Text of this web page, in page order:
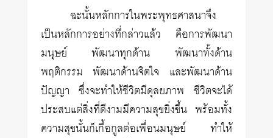
ฉะนั้นหลักการในพระพุทธศาสนาจึง
เป็นหลักการอย่างที่กล่าวแล้ว คือการพัฒนา
มนุษย์ พัฒนาทุกด้าน พัฒนาทั้งด้าน
พฤติกรรม พัฒนาด้านจิตใจ และพัฒนาด้าน
ปัญญา ซึ่งจะทำให้ชีวิตมีดุลยภาพ ชีวิตจะได้
ประสบแต่สิ่งที่ดีงามมีความสุขยิ่งขึ้น พร้อมทั้ง
ความสุขนั้นก็เกื้อกูลต่อเพื่อนมนุษย์ ทำให้